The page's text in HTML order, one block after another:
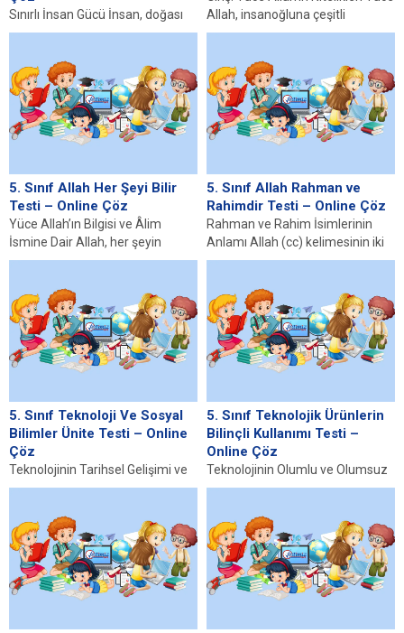
Sınırlı İnsan Gücü İnsan, doğası
gereği sınırlı bir güce sahiptir. Bu
Allah, insanoğluna çeşitli
nimetler bahşetmiş ve bunların
5. Sınıf Allah Her Şeyi Bilir
Testi – Online Çöz
Yüce Allah’ın Bilgisi ve Âlim
İsmine Dair Allah, her şeyin
yaratıcısı ve her şeyin bilicisidir....
5. Sınıf Allah Rahman ve
Rahimdir Testi – Online Çöz
Rahman ve Rahim İsimlerinin
Anlamı Allah (cc) kelimesinin iki
önemli ismi olan Rahman ve
5. Sınıf Teknoloji Ve Sosyal
Bilimler Ünite Testi – Online
Çöz
Teknolojinin Tarihsel Gelişimi ve
Topluma Etkileri Teknolojinin
geçmiş bir...
5. Sınıf Teknolojik Ürünlerin
Bilinçli Kullanımı Testi –
Online Çöz
Teknolojinin Olumlu ve Olumsuz
Etkileri Teknoloji, günümüz
bir parçası haline gelmiştir.
İletişim...